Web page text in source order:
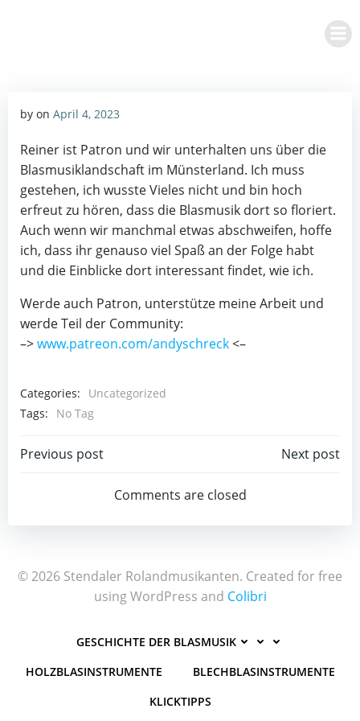
by on April 4, 2023
Reiner ist Patron und wir unterhalten uns über die
Blasmusiklandschaft im Münsterland. Ich muss
gestehen, ich wusste Vieles nicht und bin hoch
erfreut zu hören, dass die Blasmusik dort so floriert.
Auch wenn wir manchmal etwas abschweifen, hoffe
ich, dass ihr genauso viel Spaß an der Folge habt
und die Einblicke dort interessant findet, wie ich.
Werde auch Patron, unterstütze meine Arbeit und
werde Teil der Community:
–>www.patreon.com/andyschreck<–
Categories:
Uncategorized
Tags:
No Tag
Post
navigation
Previous post
navigation
Next post
Comments are closed
© 2026 Stendaler Rolandmusikanten. Created for free
using WordPress and Colibri
GESCHICHTE DER BLASMUSIK
HOLZBLASINSTRUMENTE
BLECHBLASINSTRUMENTE
KLICKTIPPS